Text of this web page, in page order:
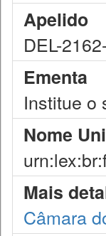
Apelido
DEL-
Ementa
Institue o
Nome
Mais
Câmara